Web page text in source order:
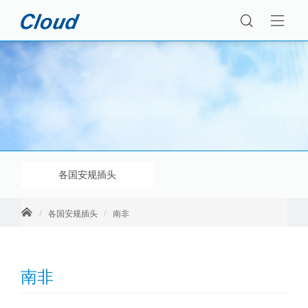
各国安规插头
各国安规插头 南非
南非